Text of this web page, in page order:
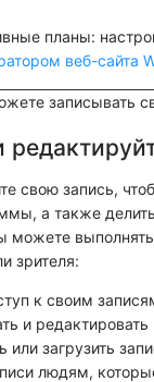
планы:
веб-сайта
записывать
свою запись,
а также
можете
зрителя:
к своим
и редактировать
загрузить
людям,